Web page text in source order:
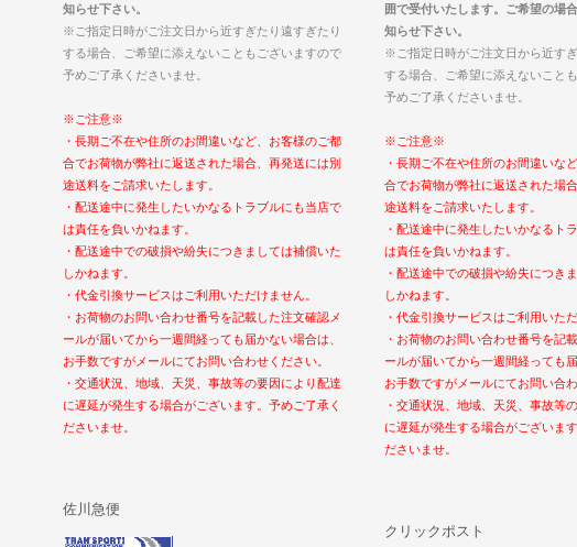
知らせ下さい。
※ご指定日時がご注文日から近すぎたり遠すぎたり
する場合、ご希望に添えないこともございますので
予めご了承くださいませ。
※ご注意※
・長期ご不在や住所のお間違いなど、お客様のご都
合でお荷物が弊社に返送された場合、再発送には別
途送料をご請求いたします。
・配送途中に発生したいかなるトラブルにも当店で
は責任を負いかねます。
・配送途中での破損や紛失につきましては補償いた
しかねます。
・代金引換サービスはご利用いただけません。
・お荷物のお問い合わせ番号を記載した注文確認メ
ールが届いてから一週間経っても届かない場合は、
お手数ですがメールにてお問い合わせください。
・交通状況、地域、天災、事故等の要因により配達
に遅延が発生する場合がございます。予めご了承く
ださいませ。
囲で受付いたします。ご希望の場
知らせ下さい。
※ご指定日時がご注文日から近す
する場合、ご希望に添えないこと
予めご了承くださいませ。
※ご注意※
・長期ご不在や住所のお間違いな
合でお荷物が弊社に返送された場
途送料をご請求いたします。
・配送途中に発生したいかなるト
は責任を負いかねます。
・配送途中での破損や紛失につき
しかねます。
・代金引換サービスはご利用いた
・お荷物のお問い合わせ番号を記
ールが届いてから一週間経っても
お手数ですがメールにてお問い合わ
・交通状況、地域、天災、事故等
に遅延が発生する場合がございま
ださいませ。
佐川急便
クリックポスト